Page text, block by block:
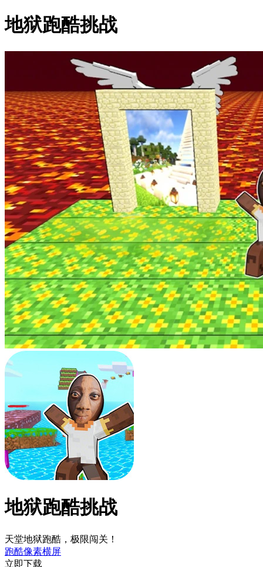
地狱跑酷挑战
地狱跑酷挑战
天堂地狱跑酷，极限闯关！
跑酷像素横屏
立即下载